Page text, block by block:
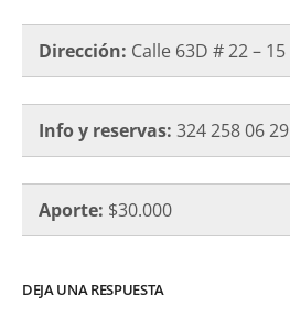
Dirección: Calle 63D # 22 – 15
Info y reservas: 324 258 06 29
Aporte: $30.000
DEJA UNA RESPUESTA